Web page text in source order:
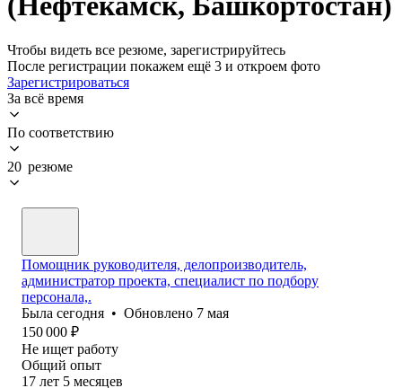
Чтобы видеть все резюме, зарегистрируйтесь
После регистрации покажем ещё 3 и откроем фото
Зарегистрироваться
За всё время
По соответствию
20 резюме
Помощник руководителя, делопроизводитель,
администратор проекта, специалист по подбору
персонала,.
Была сегодня • Обновлено 7 мая
150 000 ₽
Не ищет работу
Общий опыт
17 лет 5 месяцев